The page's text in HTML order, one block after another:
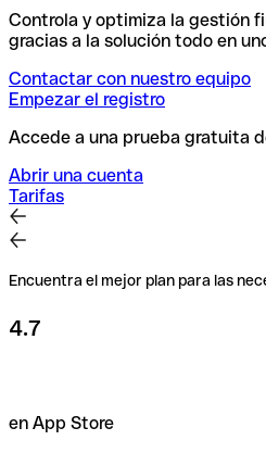
Controla y optimiza la gestión
gracias a la solución todo en
Contactar con nuestro equipo
Empezar el registro
Accede a una prueba gratuita
Abrir una cuenta
Tarifas
Encuentra el mejor plan para las
4.7
en App Store